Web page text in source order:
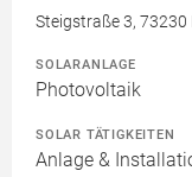
Steigstraße 3,
SOLARANLAGE
Photovoltaik
SOLAR TÄTIGKEITEN
Anlage &